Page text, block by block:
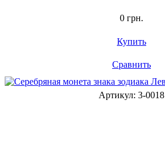
0 грн.
Купить
Сравнить
Артикул: 3-0018